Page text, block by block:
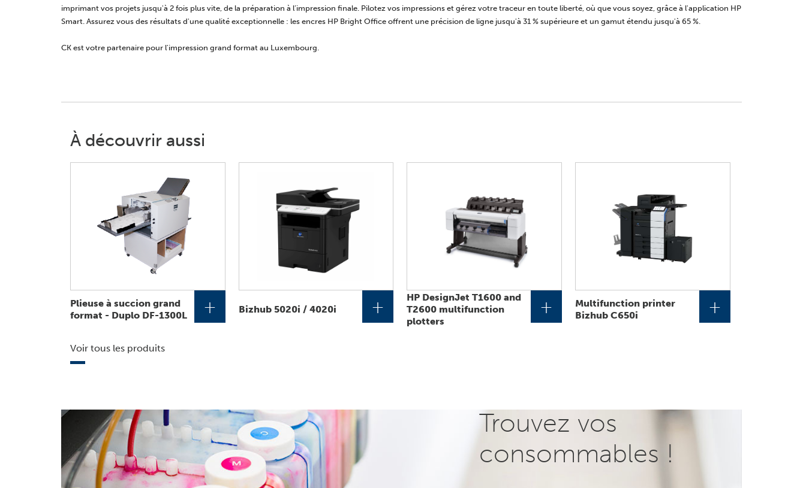
imprimant vos projets jusqu'à 2 fois plus vite, de la préparation à l’impression finale. Pilotez vos impressions et gérez votre traceur en toute liberté, où que vous soyez, grâce à l'application HP
Smart. Assurez vous des résultats d'une qualité exceptionnelle : les encres HP Bright Office offrent une précision de ligne jusqu'à 31 % supérieure et un gamut étendu jusqu'à 65 %.
CKest votre partenaire pour l'impression grand format au Luxembourg.
À découvrir aussi
Plieuse à succion grand
format - Duplo DF-1300L
+ Bizhub 5020i / 4020i +
HP DesignJet T1600 and
T2600 multifunction
plotters
+
Multifunction printer
Bizhub C650i
+
Voir tous les produits
Trouvez vos
consommables !